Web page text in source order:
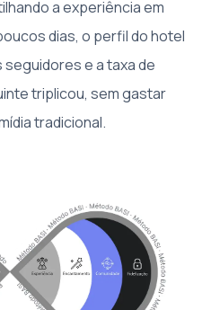
a experiência em
dias, o perfil do hotel
e a taxa de
triplicou, sem gastar
tradicional.